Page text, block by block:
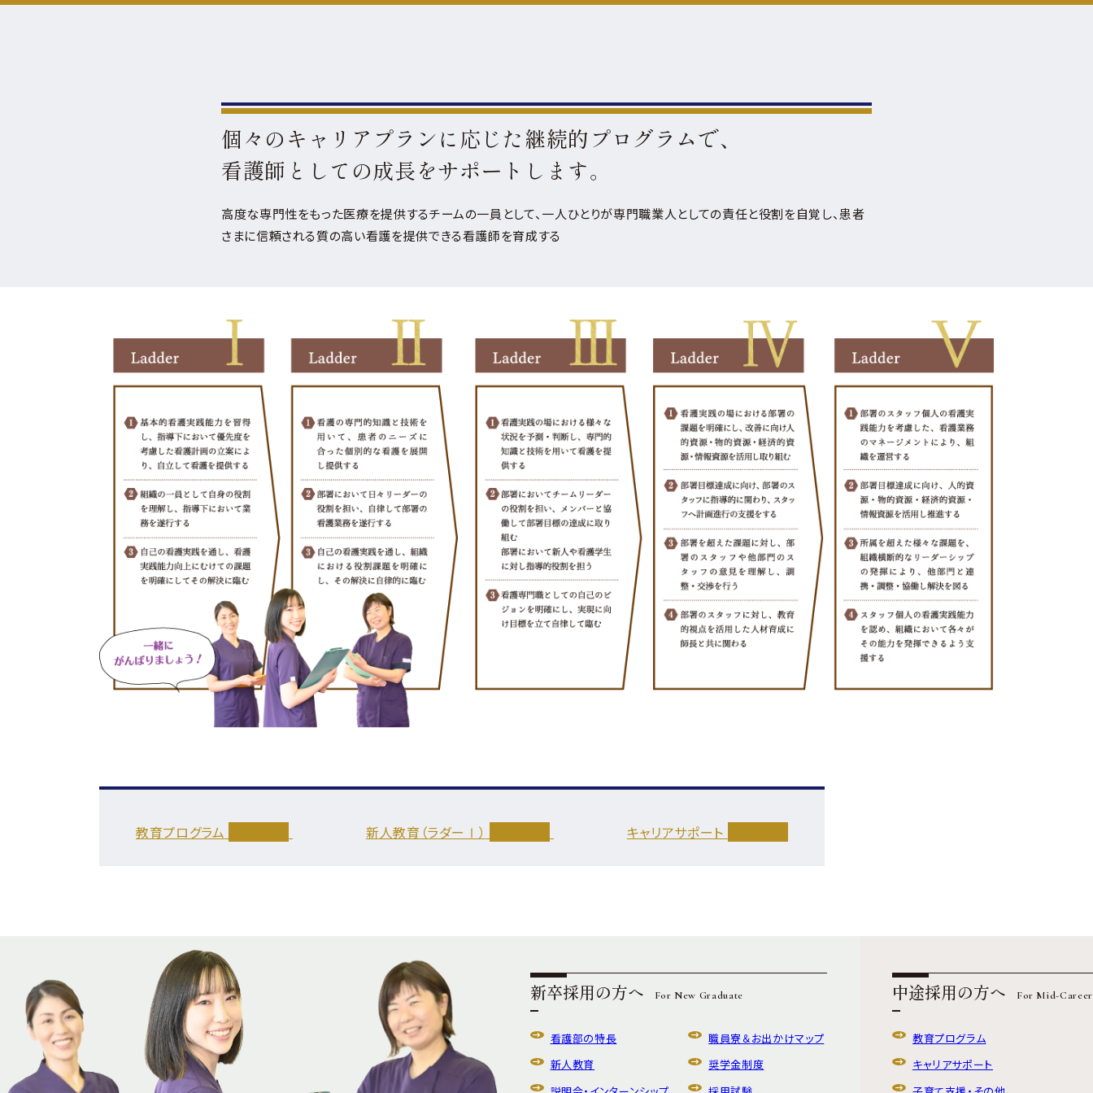
採用情報
個々のキャリアプランに応じた継続的プログラムで、
看護師としての成長をサポートします。
高度な専門性をもった医療を提供するチームの一員として、一人ひとりが専門職業人としての責任と役割を自覚し、患者
さまに信頼される質の高い看護を提供できる看護師を育成する
教育プログラム 新人教育（ラダーⅠ） キャリアサポート
新卒採用の方へ For New Graduate
看護部の特長 職員寮＆お出かけマップ
新人教育
奨学金制度
中途採用の方へ For Mid-Career
教育プログラム
キャリアサポート